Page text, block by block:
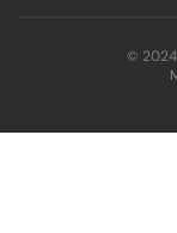
© 2024